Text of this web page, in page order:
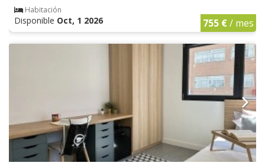
Habitación
Disponible Oct, 1 2026 755 €/ mes